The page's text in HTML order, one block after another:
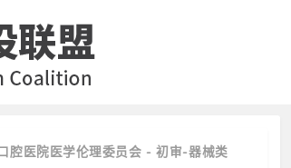
腔医院医学伦理委员会 - 初审-器械类